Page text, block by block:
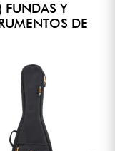
FUNDAS Y
DE